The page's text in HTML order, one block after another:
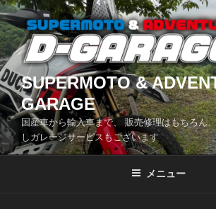
コ
ン
テ
ン
ツ
へ
ス
キ
ッ
SUPERMOTO &
GARAGE
国産車から輸入車まで、 販売修理はもちろん
しガレージサービスもございます
メニュー